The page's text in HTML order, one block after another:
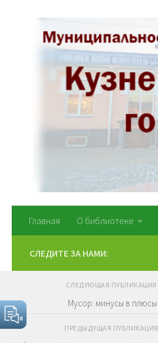
Перейти к содержимому
Главная О библиотеке
СЛЕДИТЕ ЗА НАМИ:
СЛЕДУЮЩАЯ ПУБЛИКАЦИЯ
Мусор: минусы в плюсы
ПРЕДЫДУЩАЯ ПУБЛИКАЦИЯ